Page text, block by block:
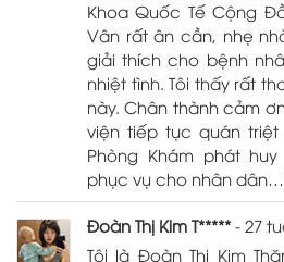
Khoa Quốc Tế Cộng
Vân rất ân cần, nhẹ
giải thích cho bệnh
nhiệt tình. Tôi thấy rất
này. Chân thành cảm
viện tiếp tục quán
Phòng Khám phát
phục vụ cho nhân
Đoàn Thị Kim T***** - 27
Tôi là Đoàn Thị Kim